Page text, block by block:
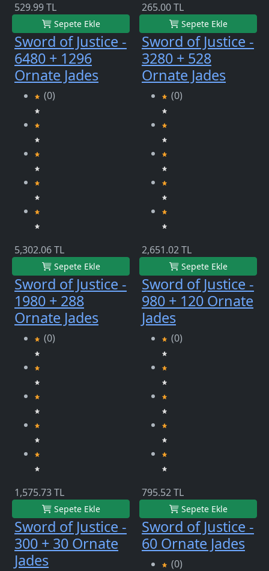
529.99 TL
Sepete Ekle
265.00 TL
Sepete Ekle
Sword of Justice -
6480 + 1296
Ornate Jades
(0)
5,302.06 TL
Sepete Ekle
Sword of Justice -
3280 + 528
Ornate Jades
(0)
2,651.02 TL
Sepete Ekle
Sword of Justice -
1980 + 288
Ornate Jades
(0)
1,575.73 TL
Sepete Ekle
Sword of Justice -
980 + 120 Ornate
Jades
(0)
795.52 TL
Sepete Ekle
Sword of Justice -
300 + 30 Ornate
Jades
Sword of Justice -
60 Ornate Jades
(0)